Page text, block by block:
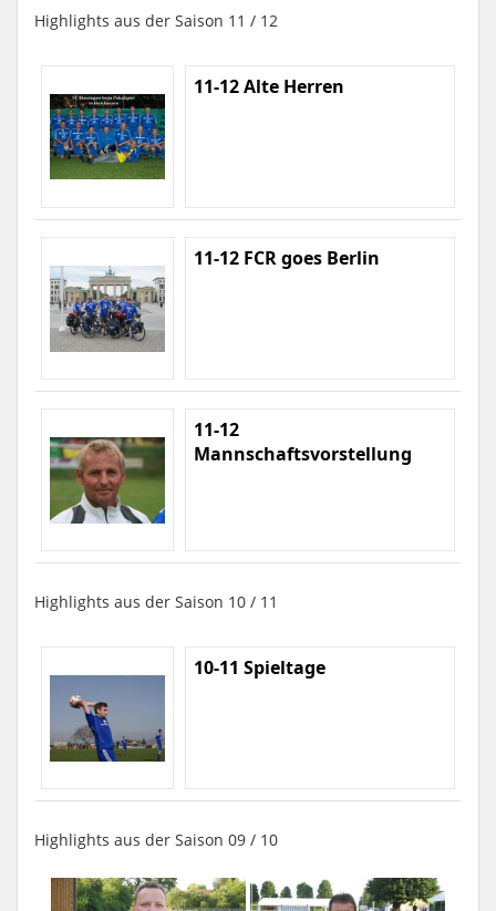
Highlights aus der Saison 11 / 12
11-12 Alte Herren
11-12 FCR goes Berlin
11-12
Mannschaftsvorstellung
Highlights aus der Saison 10 / 11
10-11 Spieltage
Highlights aus der Saison 09 / 10